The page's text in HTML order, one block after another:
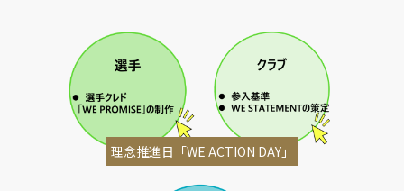
理念推進日「WE ACTION DAY」